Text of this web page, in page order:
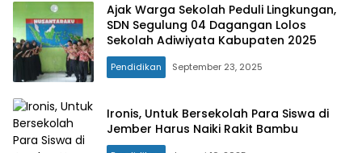
Ajak Warga Sekolah Peduli Lingkungan,
SDN Segulung 04 Dagangan Lolos
Sekolah Adiwiyata Kabupaten 2025
Pendidikan September 23, 2025
Ironis, Untuk Bersekolah Para Siswa di
Jember Harus Naiki Rakit Bambu